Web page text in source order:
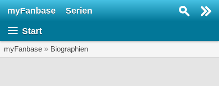
myFanbase Serien
Start
myFanbase » Biographien